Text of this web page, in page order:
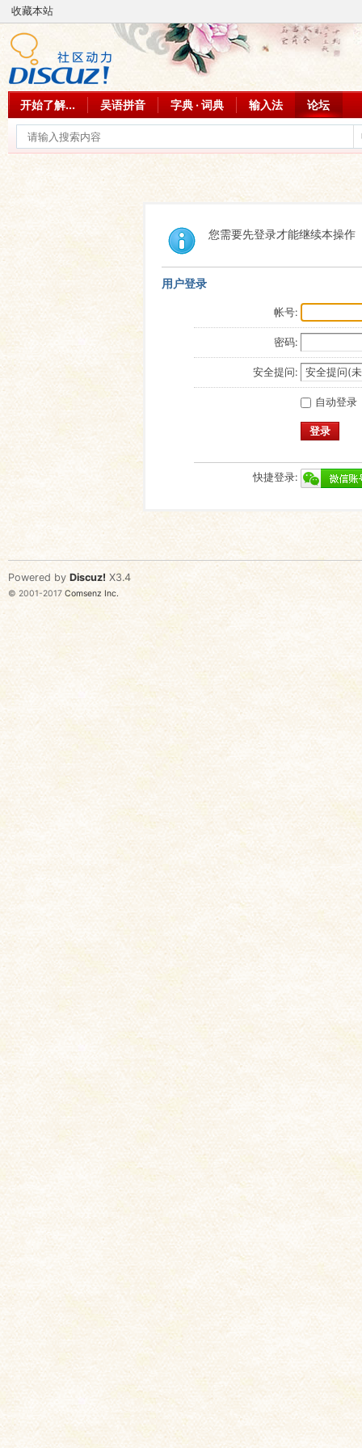
收藏本站
开始了解... 吴语拼音 字典 · 词典 输入法 论坛
您需要先登录才能继续本操作
用户登录
帐号:
密码:
安全提问:
自动登录
登录
快捷登录:
Powered by Discuz! X3.4
© 2001-2017 Comsenz Inc.